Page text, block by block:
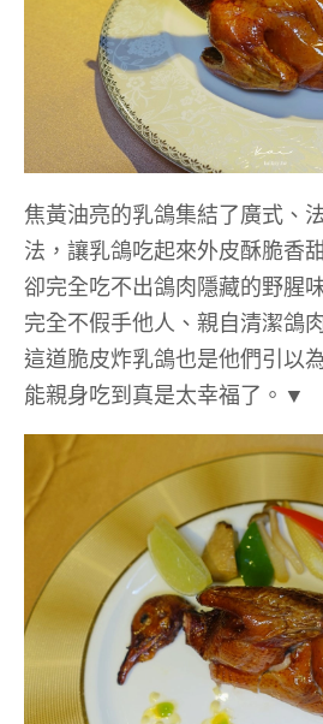
焦黃油亮的乳鴿集結了廣式、
法，讓乳鴿吃起來外皮酥脆香
卻完全吃不出鴿肉隱藏的野腥
完全不假手他人、親自清潔鴿
這道脆皮炸乳鴿也是他們引以
能親身吃到真是太幸福了。▼